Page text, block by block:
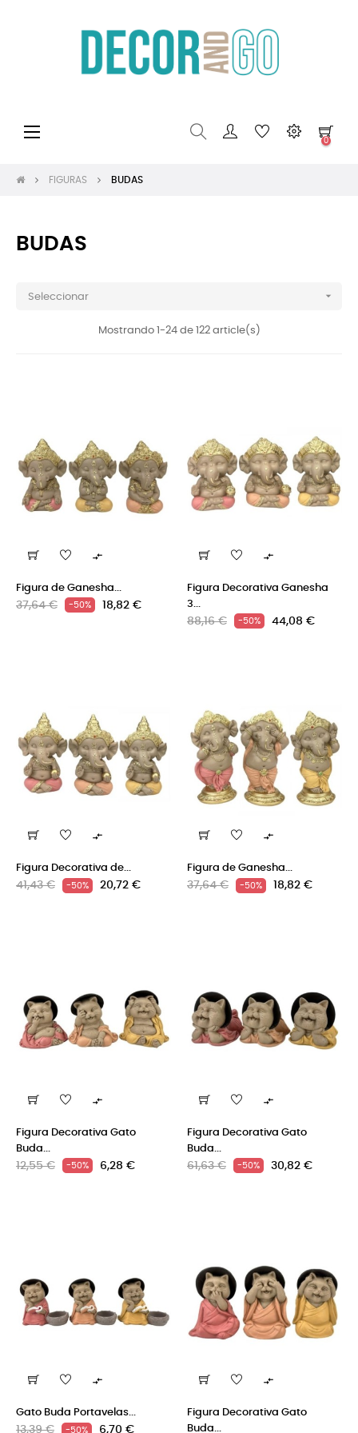
Navegación
☰
0
FIGURAS BUDAS
BUDAS
Seleccionar 
Mostrando 1-24 de 122 article(s)

Figura de Ganesha...
Precio
37,64 € -50% Precio
18,82 €

Figura Decorativa Ganesha
3...
Precio
88,16 € -50% Precio
44,08 €

Figura Decorativa de...
Precio
41,43 € -50% Precio
20,72 €

Figura de Ganesha...
Precio
37,64 € -50% Precio
18,82 €

Figura Decorativa Gato
Buda...
Precio
12,55 € -50% Precio
6,28 €

Figura Decorativa Gato
Buda...
Precio
61,63 € -50% Precio
30,82 €

Gato Buda Portavelas...
Precio
13,39 € -50% Precio
6,70 €

Figura Decorativa Gato
Buda...